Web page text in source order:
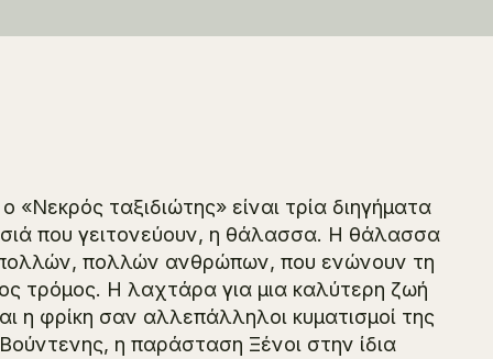
ταξιδιώτης» είναι τρία διηγήματα
που γειτονεύουν, η θάλασσα. Η θάλασσα
πολλών, πολλών ανθρώπων, που ενώνουν τη
τρόμος. Η λαχτάρα για μια καλύτερη ζωή
η φρίκη σαν αλλεπάλληλοι κυματισμοί της
η παράσταση Ξένοι στην ίδια